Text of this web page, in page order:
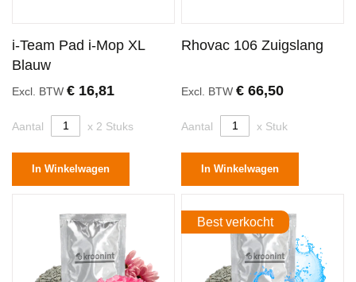
i-Team Pad i-Mop XL
Blauw
Excl. BTW € 16,81
Aantal x 2 Stuks
In Winkelwagen
Rhovac 106 Zuigslang
Excl. BTW€ 66,50
Aantal x Stuk
In Winkelwagen
Best verkocht